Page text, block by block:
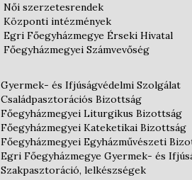
Női szerzetesrendek
Központi intézmények
Egri Főegyházmegye Érseki Hivatal
Főegyházmegyei Számvevőség
Gyermek- és Ifjúságvédelmi Szolgálat
Családpasztorációs Bizottság
Főegyházmegyei Liturgikus Bizottság
Főegyházmegyei Kateketikai Bizottság
Főegyházmegyei Egyházművészeti
Egri Főegyházmegye Gyermek- és
Szakpasztoráció, lelkészségek